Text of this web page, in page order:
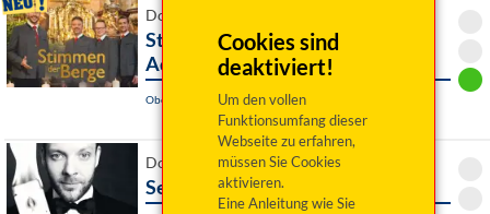
Cookies sind
deaktiviert!
Um den vollen
Funktionsumfang dieser
Webseite zu erfahren,
müssen Sie Cookies
aktivieren.
Eine Anleitung wie Sie
Do 03. Dezember 2026 19:00 Uhr
Stimmen der Berge
Adventskonzert
Obereisenheim, Evangelische Pfarrkirche Obereisenheim
Do 03. Dezember 2026 19:30 Uhr
Sebastian Nicolas: Pure Magic